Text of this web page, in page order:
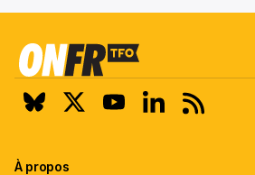
À propos